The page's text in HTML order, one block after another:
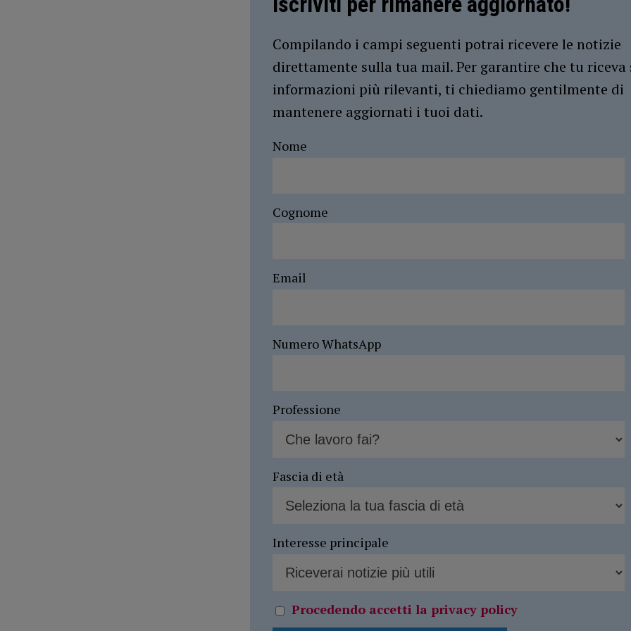
Compilando i campi seguenti potrai ricevere le notizie
direttamente sulla tua mail. Per garantire che tu riceva
informazioni più rilevanti, ti chiediamo gentilmente di
mantenere aggiornati i tuoi dati.
Nome
Cognome
Email
Numero WhatsApp
Professione
Fascia di età
Interesse principale
Procedendo accetti la privacy policy